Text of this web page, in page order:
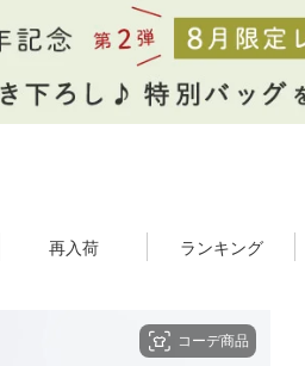
再入荷 ランキング
コーデ商品